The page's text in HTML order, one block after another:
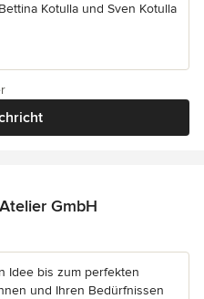
Kotulla und Sven Kotulla
GmbH
von 5 Sternen
Idee bis zum perfekten
und Ihren Bedürfnissen